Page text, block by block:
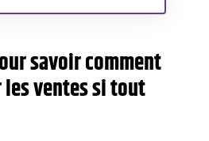
savoir comment
ventes si tout